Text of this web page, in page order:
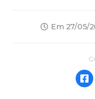
Em 27/05/